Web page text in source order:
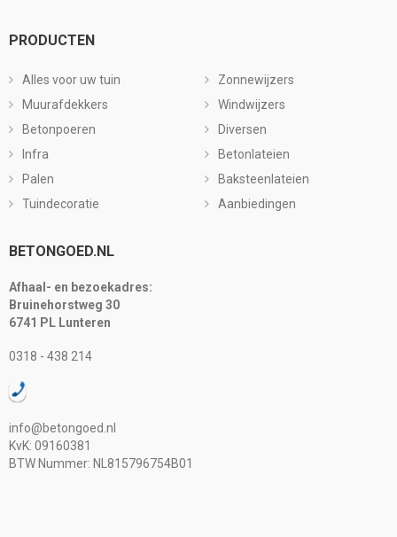
PRODUCTEN
Alles voor uw tuin
Muurafdekkers
Betonpoeren
Infra
Palen
Tuindecoratie
Zonnewijzers
Windwijzers
Diversen
Betonlateien
Baksteenlateien
Aanbiedingen
BETONGOED.NL
Afhaal- en bezoekadres:
Bruinehorstweg 30
6741 PL Lunteren
0318 - 438 214
info@betongoed.nl
KvK: 09160381
BTW Nummer: NL815796754B01